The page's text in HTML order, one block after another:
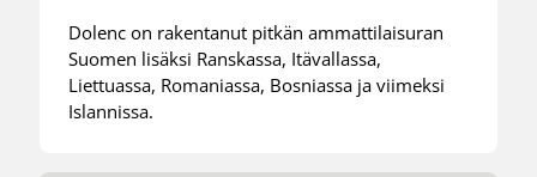
Dolenc on rakentanut pitkän ammattilaisuran
Suomen lisäksi Ranskassa, Itävallassa,
Liettuassa, Romaniassa, Bosniassa ja viimeksi
Islannissa.